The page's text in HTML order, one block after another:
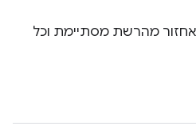
מהרשת מסתיימת וכל